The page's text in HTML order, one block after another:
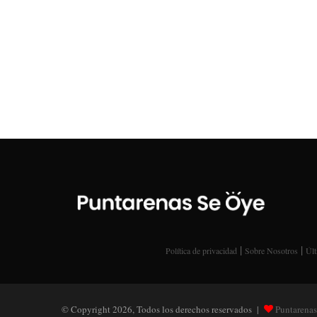
Política de privacidad | Sobre Nosotros |
© Copyright 2026, Todos los derechos reservados |